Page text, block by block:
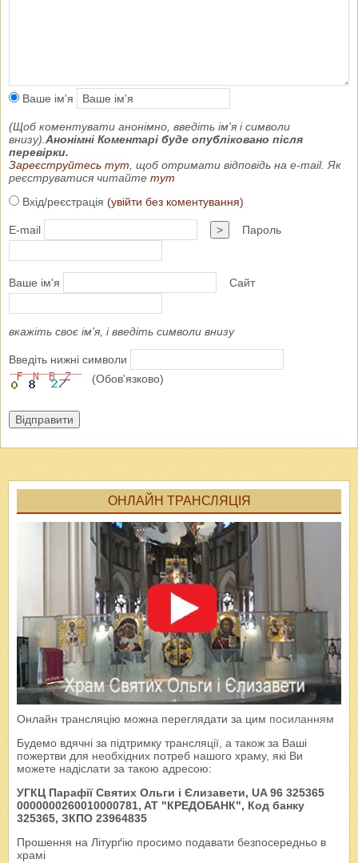
Ваше ім'я
(Щоб коментувати анонімно, введіть ім'я і символи
внизу). Анонімні Коментарі буде опубліковано після
перевірки.
Зареєструйтесь тут , щоб отримати відповідь на e-mail. Як
реєструватися читайте тут
Вхід/реєстрація (увійти без коментування)
E-mail > Пароль
Ваше ім'я Сайт
вкажіть своє ім'я, і введіть символи внизу
Введіть нижні символи
(Обов'язково)
Відправити
ОНЛАЙН ТРАНСЛЯЦІЯ
Онлайн трансляцію можна переглядати за цим посиланням
Будемо вдячні за підтримку трансляції, а також за Ваші
пожертви для необхідних потреб нашого храму, які Ви
можете надіслати за такою адресою:
УГКЦ Парафії Святих Ольги і Єлизавети, UA 96 325365
0000000260010000781, AT "КРЕДОБАНК", Код банку
325365, ЗКПО 23964835
Прошення на Літурґію просимо подавати безпосередньо в
храмі